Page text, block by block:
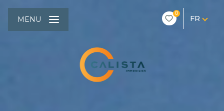
0
FR
MENU